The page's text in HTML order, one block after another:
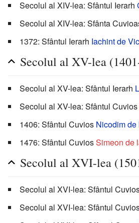
Secolul al XIV-lea: Sfântul Ierarh
Secolul al XIV-lea: Sfânta
1372: Sfântul Ierarh Iachint de
Secolul al XV-lea
Secolul al XV-lea: Sfântul Ierarh
Secolul al XV-lea: Sfântul Cuvios
1406: Sfântul Cuvios Nicodim
1476: Sfântul CuviosSimeon de
Secolul al XVI-lea
Secolul al XVI-lea: Sfântul
Secolul al XVI-lea: Sfântul